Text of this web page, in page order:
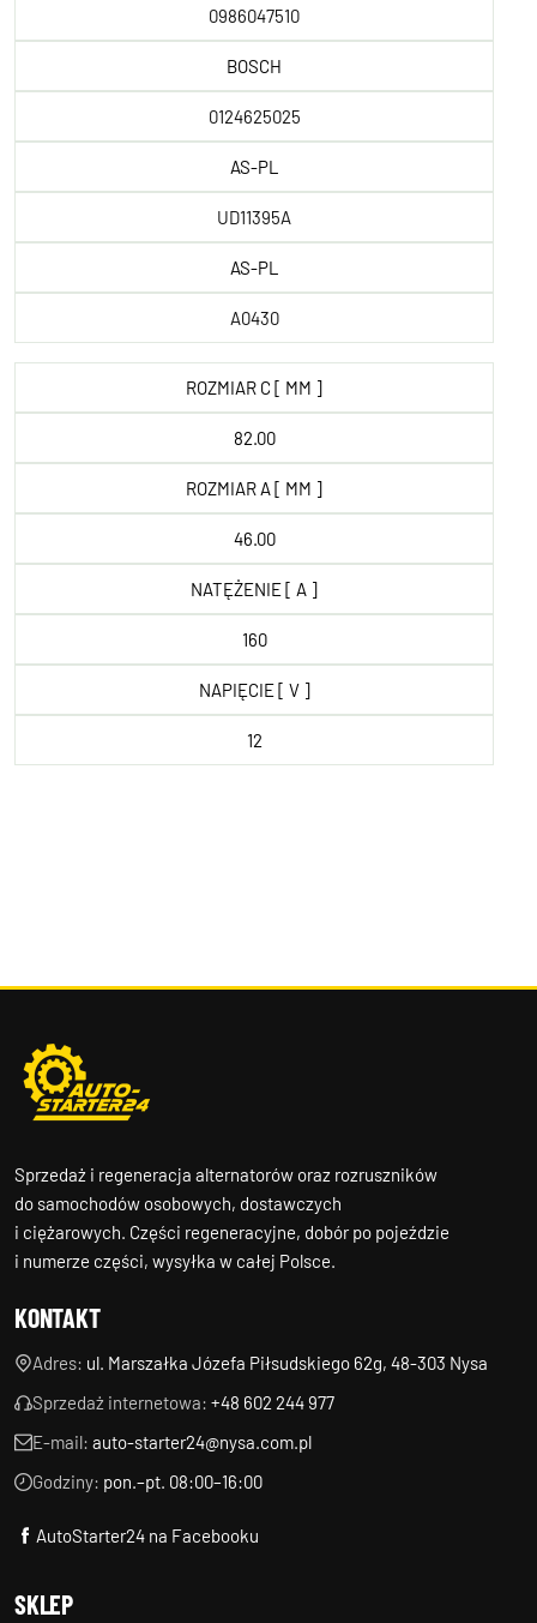
0986047510
BOSCH
0124625025
AS-PL
UD11395A
AS-PL
A0430
ROZMIAR C [ MM ]
82.00
ROZMIAR A [ MM ]
46.00
NATĘŻENIE [ A ]
160
NAPIĘCIE [ V ]
12
Sprzedaż i regeneracja alternatorów oraz rozruszników
do samochodów osobowych, dostawczych
i ciężarowych. Części regeneracyjne, dobór po pojeździe
i numerze części, wysyłka w całej Polsce.
KONTAKT
Adres: ul. Marszałka Józefa Piłsudskiego 62g, 48-303 Nysa
Sprzedaż internetowa: +48 602 244 977
E-mail: auto-starter24@nysa.com.pl
Godziny: pon.–pt. 08:00–16:00
AutoStarter24 na Facebooku
SKLEP